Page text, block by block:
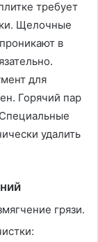
требует
Щелочные
в
для
Горячий пар
удалить
грязи.